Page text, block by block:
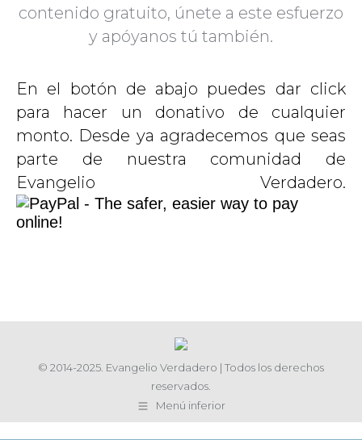
contenido gratuito, únete a este esfuerzo
y apóyanos tú también.
En el botón de abajo puedes dar click
para hacer un donativo de cualquier
monto. Desde ya agradecemos que seas
parte de nuestra comunidad de
Evangelio Verdadero.
© 2014-2025. Evangelio Verdadero | Todos los derechos
reservados.
Menú inferior